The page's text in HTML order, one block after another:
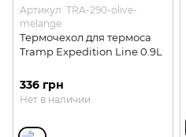
Артикул: TRA-290-olive-
melange
Термочехол для термоса
Tramp Expedition Line 0.9L
336 грн
Нет в наличии